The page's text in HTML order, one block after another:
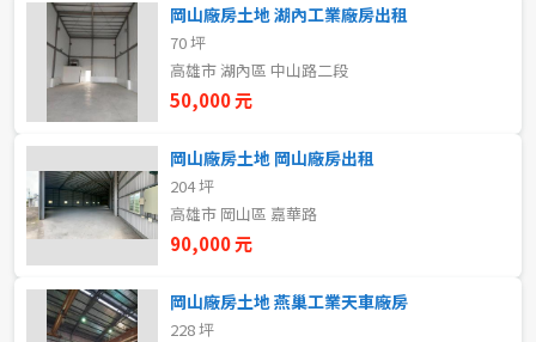
~ 樓
1房
2房
岡山廠房土地 湖內工業廠房出租
70 坪
高雄市 湖內區 中山路二段
50,000 元
岡山廠房土地 岡山廠房出租
204 坪
高雄市 岡山區 嘉華路
90,000 元
岡山廠房土地 燕巢工業天車廠房
228 坪